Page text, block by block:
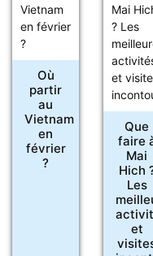
Où
partir
au
Vietnam
en
février
?
Que
faire
Mai
Hich
Les
et